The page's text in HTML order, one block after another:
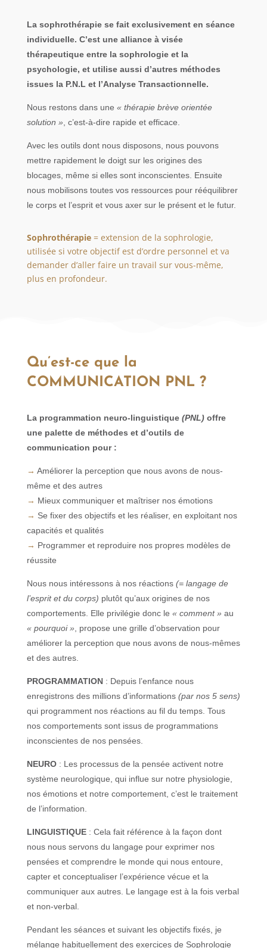
La sophrothérapie se fait exclusivement en séance
individuelle. C’est une alliance à visée
thérapeutique entre la sophrologie et la
psychologie, et utilise aussi d’autres méthodes
issues la P.N.L et l’Analyse Transactionnelle.
Nous restons dans une « thérapie brève orientée
solution » , c’est-à-dire rapide et efficace.
Avec les outils dont nous disposons, nous pouvons
mettre rapidement le doigt sur les origines des
blocages, même si elles sont inconscientes. Ensuite
nous mobilisons toutes vos ressources pour rééquilibrer
le corps et l’esprit et vous axer sur le présent et le futur.
Sophrothérapie= extension de la sophrologie,
utilisée si votre objectif est d’ordre personnel et va
demander d’aller faire un travail sur vous-même,
plus en profondeur.
Qu’est-ce que la
COMMUNICATION PNL ?
La programmation neuro-linguistique (PNL)offre
une palette de méthodes et d’outils de
communication pour :
→ Améliorer la perception que nous avons de nous-
même et des autres
→ Mieux communiquer et maîtriser nos émotions
→ Se fixer des objectifs et les réaliser, en exploitant nos
capacités et qualités
→ Programmer et reproduire nos propres modèles de
réussite
Nous nous intéressons à nos réactions (= langage de
l’esprit et du corps) plutôt qu’aux origines de nos
comportements. Elle privilégie donc le « comment » au
« pourquoi » , propose une grille d’observation pour
améliorer la perception que nous avons de nous-mêmes
et des autres.
PROGRAMMATION: Depuis l’enfance nous
enregistrons des millions d’informations (par nos 5 sens)
qui programment nos réactions au fil du temps. Tous
nos comportements sont issus de programmations
inconscientes de nos pensées.
NEURO: Les processus de la pensée activent notre
système neurologique, qui influe sur notre physiologie,
nos émotions et notre comportement, c’est le traitement
de l’information.
LINGUISTIQUE: Cela fait référence à la façon dont
nous nous servons du langage pour exprimer nos
pensées et comprendre le monde qui nous entoure,
capter et conceptualiser l’expérience vécue et la
communiquer aux autres. Le langage est à la fois verbal
et non-verbal.
Pendant les séances et suivant les objectifs fixés, je
mélange habituellement des exercices de Sophrologie